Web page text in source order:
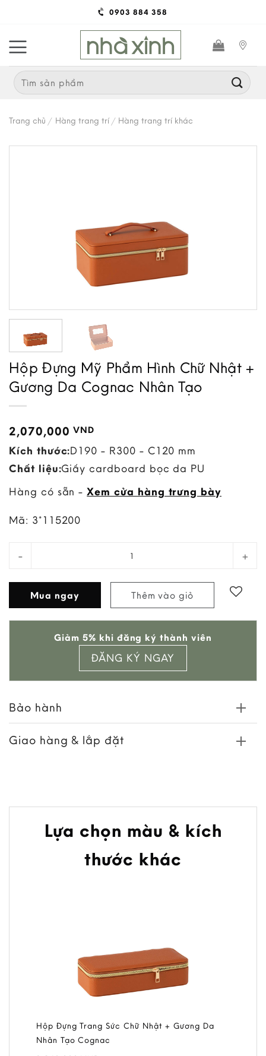
content
0903 884 358
Search
for:
Trang chủ / Hàng trang trí / Hàng trang trí khác
Hộp Đựng Mỹ Phẩm Hình Chữ Nhật +
Gương Da Cognac Nhân Tạo
2,070,000VND
Kích thước:D190 - R300 - C120 mm
Chất liệu:Giấy cardboard bọc da PU
Hàng có sẵn -Xem cửa hàng trưng bày
Mã: 3*115200
Mua ngay Thêm vào giỏ
wishlist
Giảm 5% khi đăng ký thành viên
ĐĂNG KÝ NGAY
Bảo hành
Giao hàng & lắp đặt
Lựa chọn màu & kích
thước khác
Hộp Đựng Trang Sức Chữ Nhật + Gương Da
Nhân Tạo Cognac